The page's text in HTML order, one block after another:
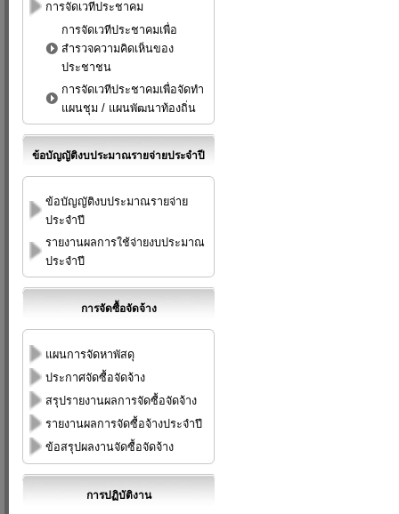
การจัดเวทีประชาคม
การจัดเวทีประชาคมเพื่อ
สำรวจความคิดเห็นของ
ประชาชน
การจัดเวทีประชาคมเพื่อจัดทำ
แผนชุม / แผนพัฒนาท้องถิ่น
ข้อบัญญัติงบประมาณรายจ่ายประจำปี
ข้อบัญญัติงบประมาณรายจ่าย
ประจำปี
รายงานผลการใช้จ่ายงบประมาณ
ประจำปี
การจัดซื้อจัดจ้าง
แผนการจัดหาพัสดุ
ประกาศจัดซื้อจัดจ้าง
สรุปรายงานผลการจัดซื้อจัดจ้าง
รายงานผลการจัดซื้อจ้างประจำปี
ข้อสรุปผลงานจัดซื้อจัดจ้าง
การปฏิบัติงาน